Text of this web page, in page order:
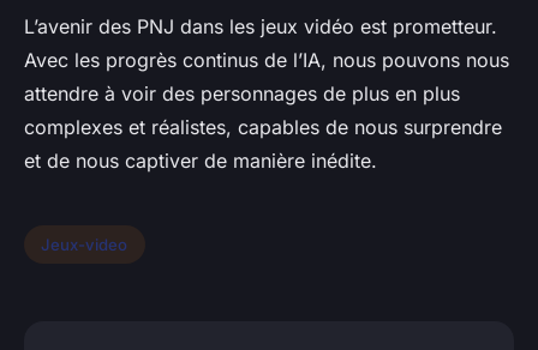
L’avenir des PNJ dans les jeux vidéo est prometteur.
Avec les progrès continus de l’IA, nous pouvons nous
attendre à voir des personnages de plus en plus
complexes et réalistes, capables de nous surprendre
et de nous captiver de manière inédite.
Jeux-video